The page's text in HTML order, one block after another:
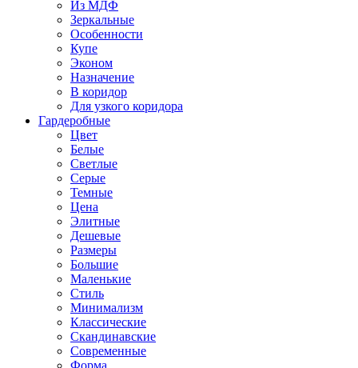
Из МДФ
Зеркальные
Особенности
Купе
Эконом
Назначение
В коридор
Для узкого коридора
Гардеробные
Цвет
Белые
Светлые
Серые
Темные
Цена
Элитные
Дешевые
Размеры
Большие
Маленькие
Стиль
Минимализм
Классические
Скандинавские
Современные
Форма